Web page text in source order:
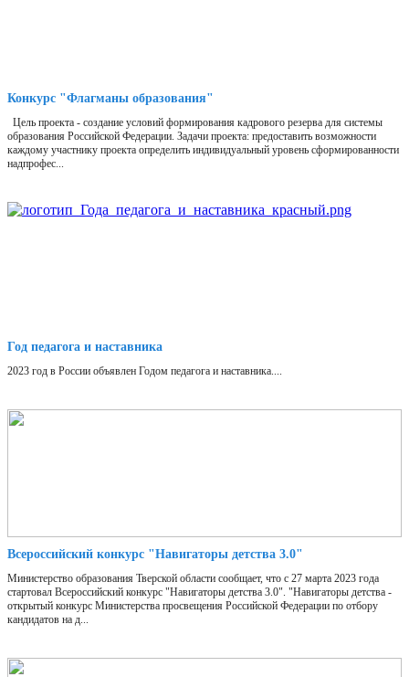
Конкурс "Флагманы образования"
Цель проекта - создание условий формирования кадрового резерва для системы
образования Российской Федерации. Задачи проекта: предоставить возможности
каждому участнику проекта определить индивидуальный уровень сформированности
надпрофес...
Год педагога и наставника
2023 год в России объявлен Годом педагога и наставника....
Всероссийский конкурс "Навигаторы детства 3.0"
Министерство образования Тверской области сообщает, что с 27 марта 2023 года
стартовал Всероссийский конкурс "Навигаторы детства 3.0". "Навигаторы детства -
открытый конкурс Министерства просвещения Российской Федерации по отбору
кандидатов на д...